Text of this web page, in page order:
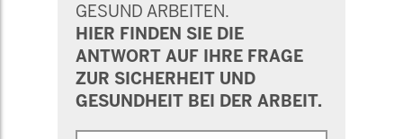
GESUND ARBEITEN.
HIER FINDEN SIE DIE
ANTWORT AUF IHRE FRAGE
ZUR SICHERHEIT UND
GESUNDHEIT BEI DER ARBEIT.